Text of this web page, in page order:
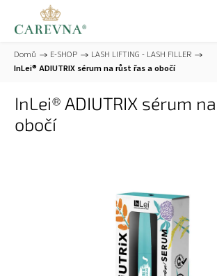
Domů / E-SHOP / LASH LIFTING - LASH FILLER /
InLei® ADIUTRIX sérum na růst řas a obočí
InLei® ADIUTRIX sérum
obočí